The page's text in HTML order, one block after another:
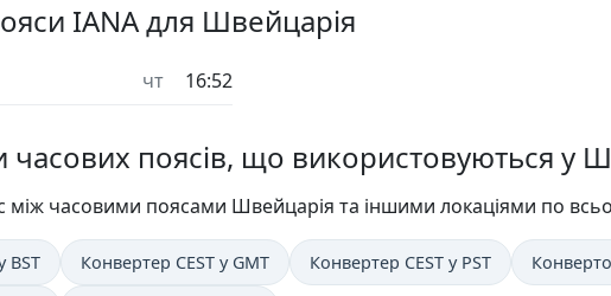
IANA для Швейцарія
чт 16:52
часових поясів, що використовуються у
між часовими поясами Швейцарія та іншими локаціями по
BST Конвертер CEST у GMT Конвертер CEST у PST